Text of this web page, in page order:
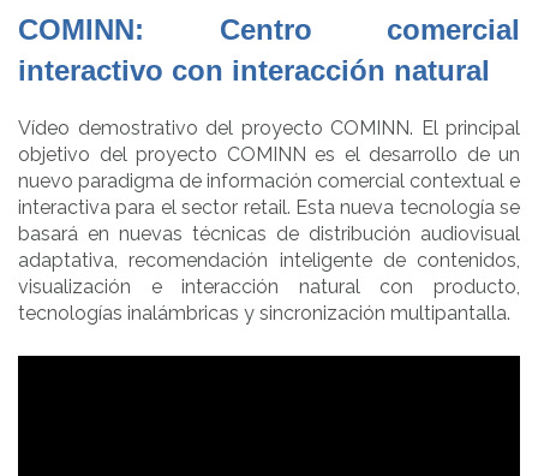
COMINN: Centro comercial
interactivo con interacción natural
Vídeo demostrativo del proyecto COMINN. El principal
objetivo del proyecto COMINN es el desarrollo de un
nuevo paradigma de información comercial contextual e
interactiva para el sector retail. Esta nueva tecnología se
basará en nuevas técnicas de distribución audiovisual
adaptativa, recomendación inteligente de contenidos,
visualización e interacción natural con producto,
tecnologías inalámbricas y sincronización multipantalla.